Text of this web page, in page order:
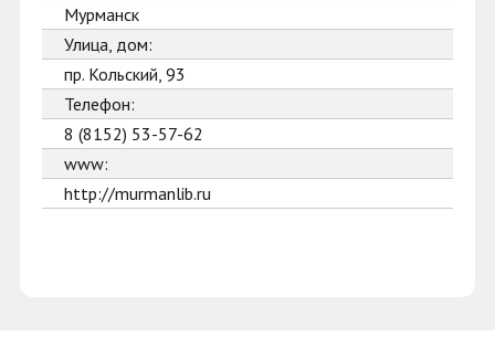
Мурманск
Улица, дом:
пр. Кольский, 93
Телефон:
8 (8152) 53-57-62
www:
http://murmanlib.ru